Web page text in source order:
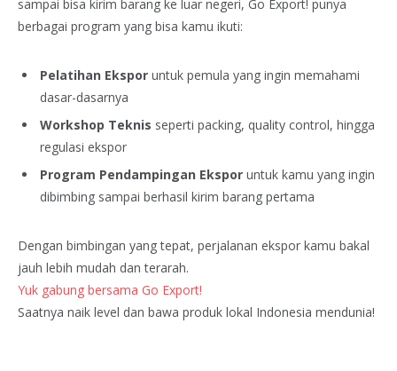
sampai bisa kirim barang ke luar negeri, Go Export! punya
berbagai program yang bisa kamu ikuti:
Pelatihan Ekspor untuk pemula yang ingin memahami
dasar-dasarnya
Workshop Teknis seperti packing, quality control, hingga
regulasi ekspor
Program Pendampingan Ekspor untuk kamu yang ingin
dibimbing sampai berhasil kirim barang pertama
Dengan bimbingan yang tepat, perjalanan ekspor kamu bakal
jauh lebih mudah dan terarah.
Yuk gabung bersama Go Export!
Saatnya naik level dan bawa produk lokal Indonesia mendunia!